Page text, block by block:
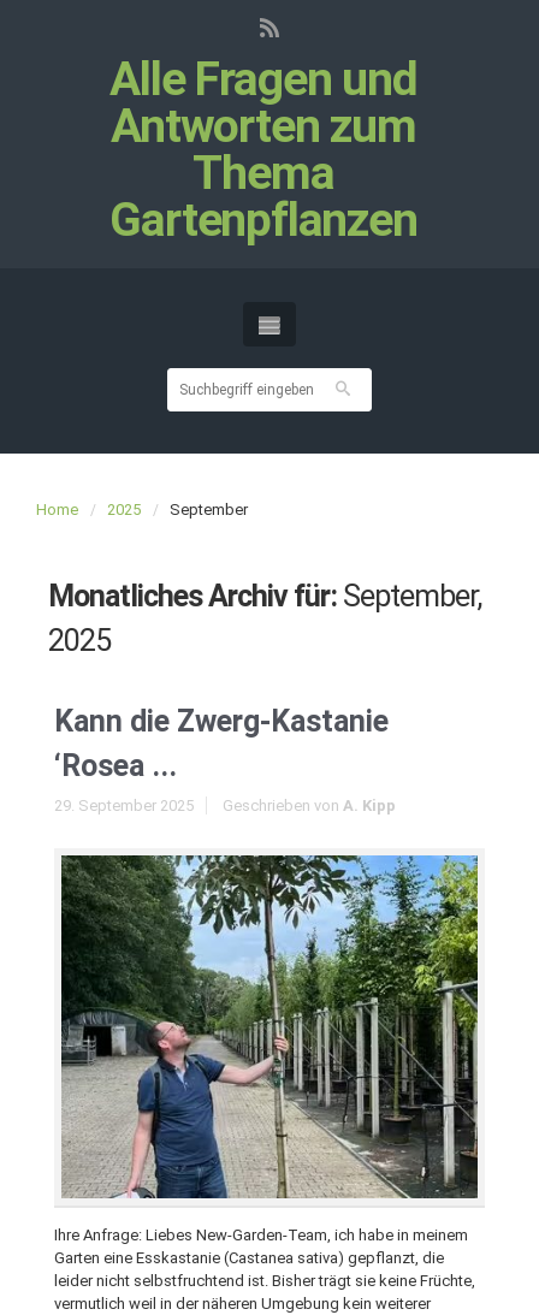
Alle Fragen und
Antworten zum
Thema
Gartenpflanzen
Home 2025 September
Monatliches Archiv für: September,
2025
Kann die Zwerg-Kastanie
‘Rosea ...
29. September 2025 Geschrieben von A. Kipp
Ihre Anfrage: Liebes New-Garden-Team, ich habe in meinem
Garten eine Esskastanie (Castanea sativa) gepflanzt, die
leider nicht selbstfruchtend ist. Bisher trägt sie keine Früchte,
vermutlich weil in der näheren Umgebung kein weiterer